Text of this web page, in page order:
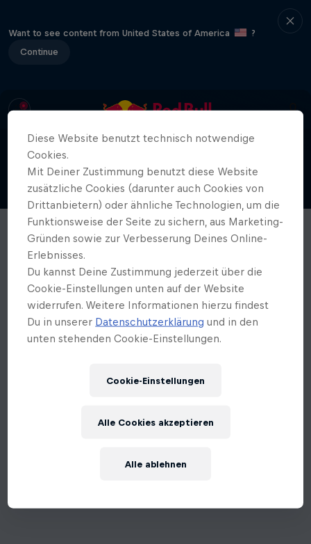
Want to see content from United States of America
?
Continue
Diese Website benutzt technisch notwendige
Cookies.
Mit Deiner Zustimmung benutzt diese Website
zusätzliche Cookies (darunter auch Cookies von
Drittanbietern) oder ähnliche Technologien, um die
Funktionsweise der Seite zu sichern, aus Marketing-
Gründen sowie zur Verbesserung Deines Online-
Erlebnisses.
Du kannst Deine Zustimmung jederzeit über die
Cookie-Einstellungen unten auf der Website
widerrufen. Weitere Informationen hierzu findest
Du in unserer Datenschutzerklärung und in den
unten stehenden Cookie-Einstellungen.
Cookie-Einstellungen
Alle ablehnen
Alle Cookies akzeptieren